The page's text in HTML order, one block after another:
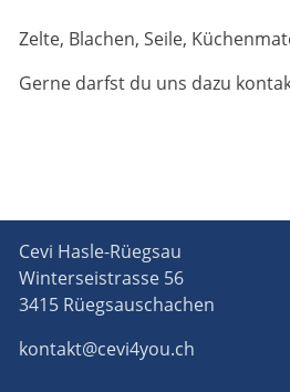
Zelte, Blachen, Seile,
Gerne darfst du uns dazu
Cevi Hasle-Rüegsau
Winterseistrasse 56
3415 Rüegsauschachen
kontakt@cevi4you.ch